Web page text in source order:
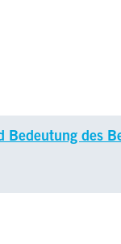
Bedeutung des